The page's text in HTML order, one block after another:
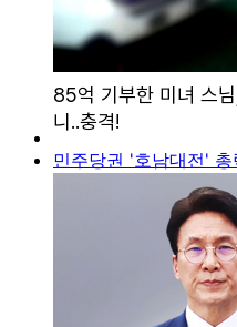
민주당권 '호남대전'